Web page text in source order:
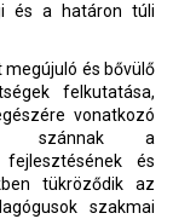
és a határon túli
megújuló és bővülő
felkutatása,
vonatkozó
szánnak a
fejlesztésének és
tükröződik az
szakmai